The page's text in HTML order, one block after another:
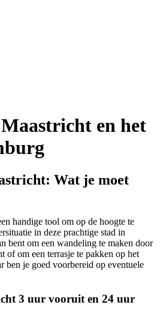
en het
Wat je moet
handige tool om op de hoogte te
in deze prachtige stad in
bent om een wandeling te maken door
of om een terrasje te pakken op het
ben je goed voorbereid op eventuele
3 uur vooruit en 24 uur